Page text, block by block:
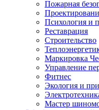
Пожарная
Психология и
Реставрация
Строительство
Маркировка
Управление
Фитнес
Экология и
Мастер